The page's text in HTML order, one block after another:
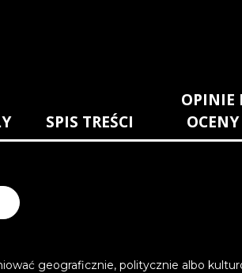
SPIS TREŚCI
OPINIE I
OCENY
geograficznie, politycznie albo